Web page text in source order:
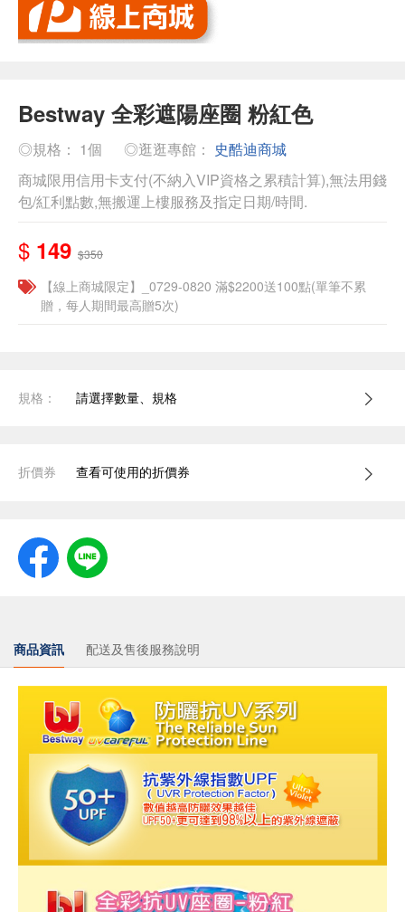
Bestway 全彩遮陽座圈 粉紅色
◎規格： 1個 ◎逛逛專館： 史酷迪商城
商城限用信用卡支付(不納入VIP資格之累積計算),無法用錢
包/紅利點數,無搬運上樓服務及指定日期/時間.
$ 149 $350
【線上商城限定】_0729-0820 滿$2200送100點(單筆不累
贈，每人期間最高贈5次)
規格： 請選擇數量、規格
折價券 查看可使用的折價券
商品資訊 配送及售後服務說明